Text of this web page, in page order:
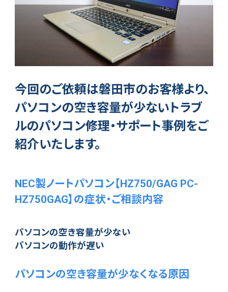
今回のご依頼は磐田市のお客様より、
パソコンの空き容量が少ないトラブ
ルのパソコン修理・サポート事例をご
紹介いたします。
NEC製ノートパソコン【HZ750/GAG PC-
HZ750GAG】の症状・ご相談内容
パソコンの空き容量が少ない
パソコンの動作が遅い
パソコンの空き容量が少なくなる原因